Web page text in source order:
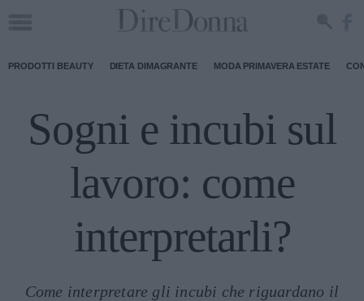
PRODOTTI BEAUTY DIETA DIMAGRANTE MODA PRIMAVERA ESTATE
Sogni e incubi sul
lavoro: come
interpretarli?
Come interpretare gli incubi che riguardano il